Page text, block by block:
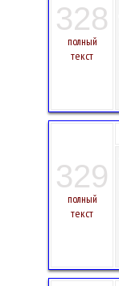
328
полный
текст
329
полный
текст